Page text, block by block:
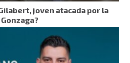
joven atacada por la